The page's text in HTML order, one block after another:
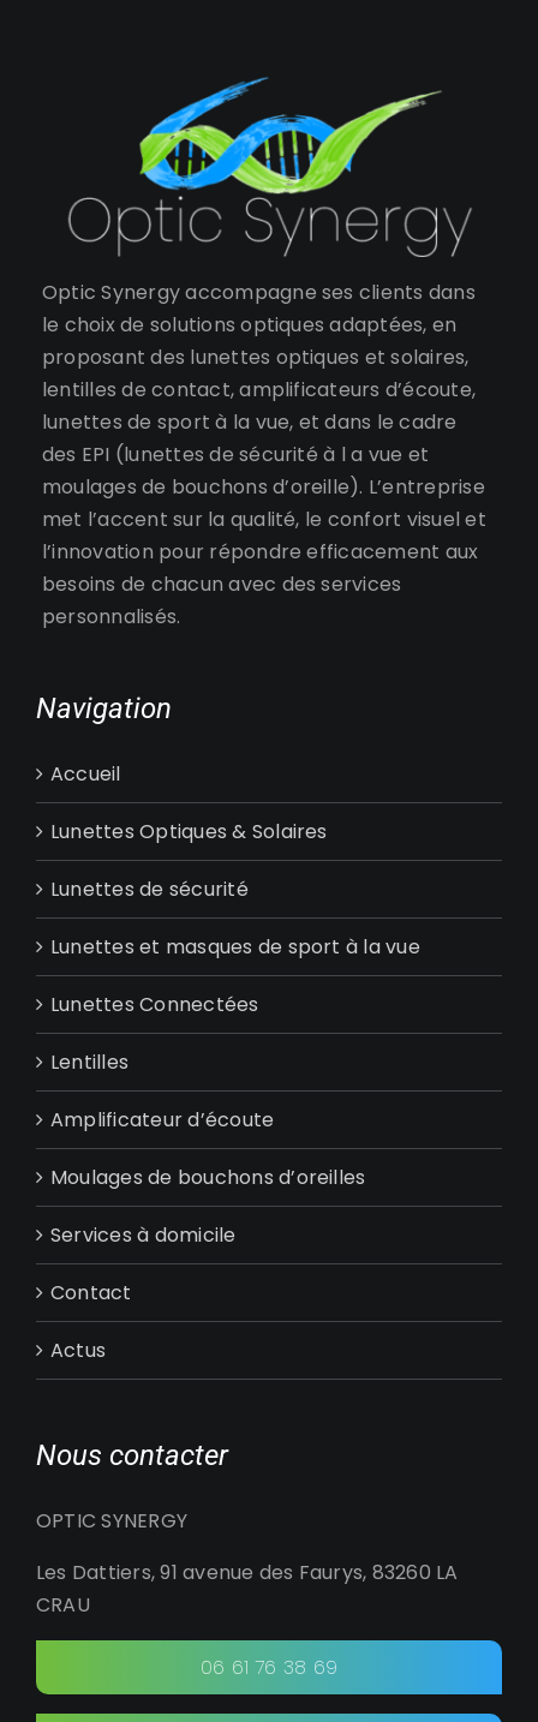
Optic Synergy accompagne ses clients dans
le choix de solutions optiques adaptées, en
proposant des lunettes optiques et solaires,
lentilles de contact, amplificateurs d’écoute,
lunettes de sport à la vue, et dans le cadre
des EPI (lunettes de sécurité à l a vue et
moulages de bouchons d’oreille). L’entreprise
met l’accent sur la qualité, le confort visuel et
l’innovation pour répondre efficacement aux
besoins de chacun avec des services
personnalisés.
Navigation
Accueil
Lunettes Optiques & Solaires
Lunettes de sécurité
Lunettes et masques de sport à la vue
Lunettes Connectées
Lentilles
Amplificateur d’écoute
Moulages de bouchons d’oreilles
Services à domicile
Contact
Actus
Nous contacter
OPTIC SYNERGY
Les Dattiers, 91 avenue des Faurys, 83260 LA
CRAU
06 61 76 38 69